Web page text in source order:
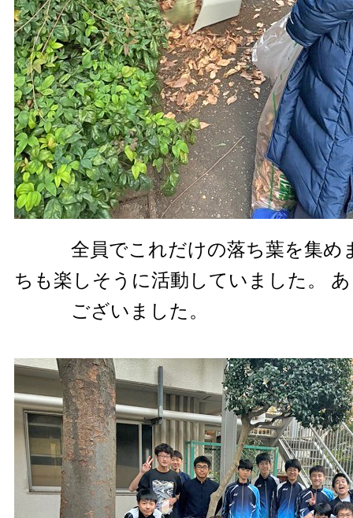
全員でこれだけの落ち葉を集め
ちも楽しそうに活動していました。
ございました。